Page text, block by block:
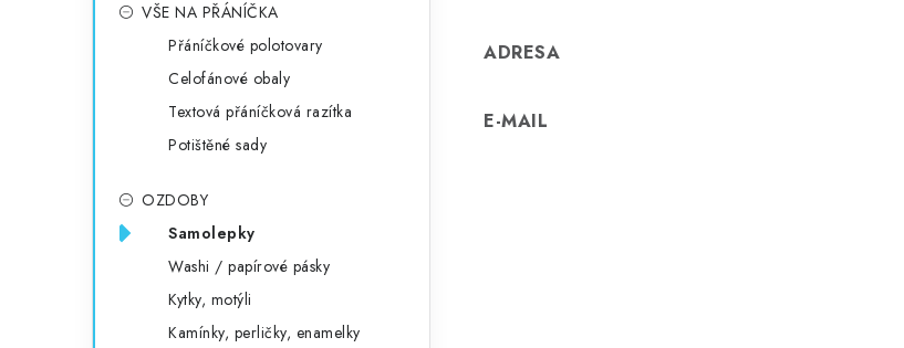
VŠE NA PŘÁNÍČKA
Přáníčkové polotovary
Celofánové obaly
Textová přáníčková razítka
Potištěné sady
OZDOBY
Samolepky
Washi / papírové pásky
Kytky, motýli
Kamínky, perličky, enamelky
ADRESA
E-MAIL